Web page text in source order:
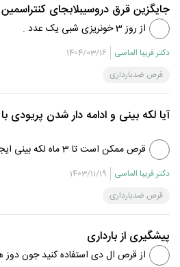
جایگزین قرق دروسیبلابجای کنتراسمین
از روز 3 خونریزی شبی یک عدد .
دکتر فریبا الماسی
1404/03/16
قرص ضدبارداری
آیا لکه بینی و ادامه دار شدن
هست؟
ماه لکه بینی ادامه داشت جهت درمان
دکتر فریبا الماسی
1403/11/19
قرص ضدبارداری
پیشگیری از بارداری
از قرص ال دی استفاده کنید جون دوز